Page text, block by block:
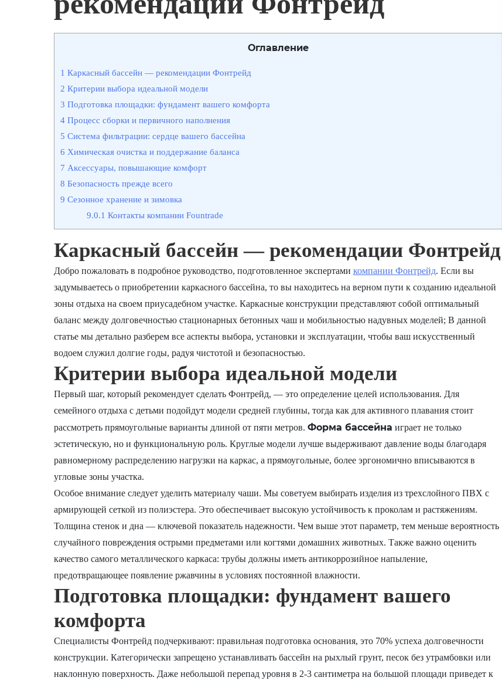
Оглавление
1 Каркасный бассейн — рекомендации Фонтрейд
2 Критерии выбора идеальной модели
3 Подготовка площадки: фундамент вашего комфорта
4Процесс сборки и первичного наполнения
5 Система фильтрации: сердце вашего бассейна
6 Химическая очистка и поддержание баланса
7 Аксессуары, повышающие комфорт
8 Безопасность прежде всего
9 Сезонное хранение и зимовка
9.0.1 Контакты компании Fountrade
Каркасный бассейн — рекомендации Фонтрейд
Добро пожаловать в подробное руководство, подготовленное экспертами компании Фонтрейд. Если вы
задумываетесь о приобретении каркасного бассейна, то вы находитесь на верном пути к созданию идеальной
зоны отдыха на своем приусадебном участке. Каркасные конструкции представляют собой оптимальный
баланс между долговечностью стационарных бетонных чаш и мобильностью надувных моделей; В данной
статье мы детально разберем все аспекты выбора, установки и эксплуатации, чтобы ваш искусственный
водоем служил долгие годы, радуя чистотой и безопасностью.
Критерии выбора идеальной модели
Первый шаг, который рекомендует сделать Фонтрейд, — это определение целей использования. Для
семейного отдыха с детьми подойдут модели средней глубины, тогда как для активного плавания стоит
рассмотреть прямоугольные варианты длиной от пяти метров. Форма бассейна играет не только
эстетическую, но и функциональную роль. Круглые модели лучше выдерживают давление воды благодаря
равномерному распределению нагрузки на каркас, а прямоугольные, более эргономично вписываются в
угловые зоны участка.
Особое внимание следует уделить материалу чаши. Мы советуем выбирать изделия из трехслойного ПВХ с
армирующей сеткой из полиэстера. Это обеспечивает высокую устойчивость к проколам и растяжениям.
Толщина стенок и дна — ключевой показатель надежности. Чем выше этот параметр, тем меньше вероятность
случайного повреждения острыми предметами или когтями домашних животных. Также важно оценить
качество самого металлического каркаса: трубы должны иметь антикоррозийное напыление,
предотвращающее появление ржавчины в условиях постоянной влажности.
Подготовка площадки: фундамент вашего
комфорта
Специалисты Фонтрейд подчеркивают: правильная подготовка основания, это 70% успеха долговечности
конструкции. Категорически запрещено устанавливать бассейн на рыхлый грунт, песок без утрамбовки или
наклонную поверхность. Даже небольшой перепад уровня в 2-3 сантиметра на большой площади приведет к